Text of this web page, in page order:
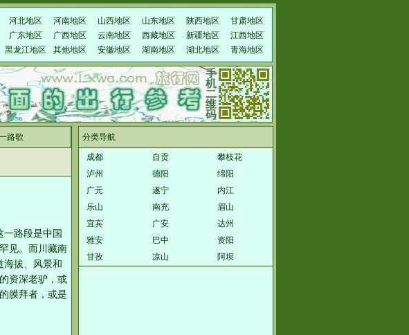
河北地区 河南地区 山西地区 山东地区 陕西地区
甘肃地区
广东地区 广西地区 云南地区 西藏地区 新疆地区
江西地区
黑龙江地区 其他地区 安徽地区 湖南地区 湖北地区 青海地区
路歌
一路段是中国
见。而川藏南
海拔、风景和
资深老驴，或
膜拜者，或是
分类导航
成都 自贡
攀枝花
泸州
德阳
绵阳
广元
遂宁
内江
乐山
南充
眉山
宜宾
广安
达州
雅安
巴中
资阳
甘孜
凉山 阿坝